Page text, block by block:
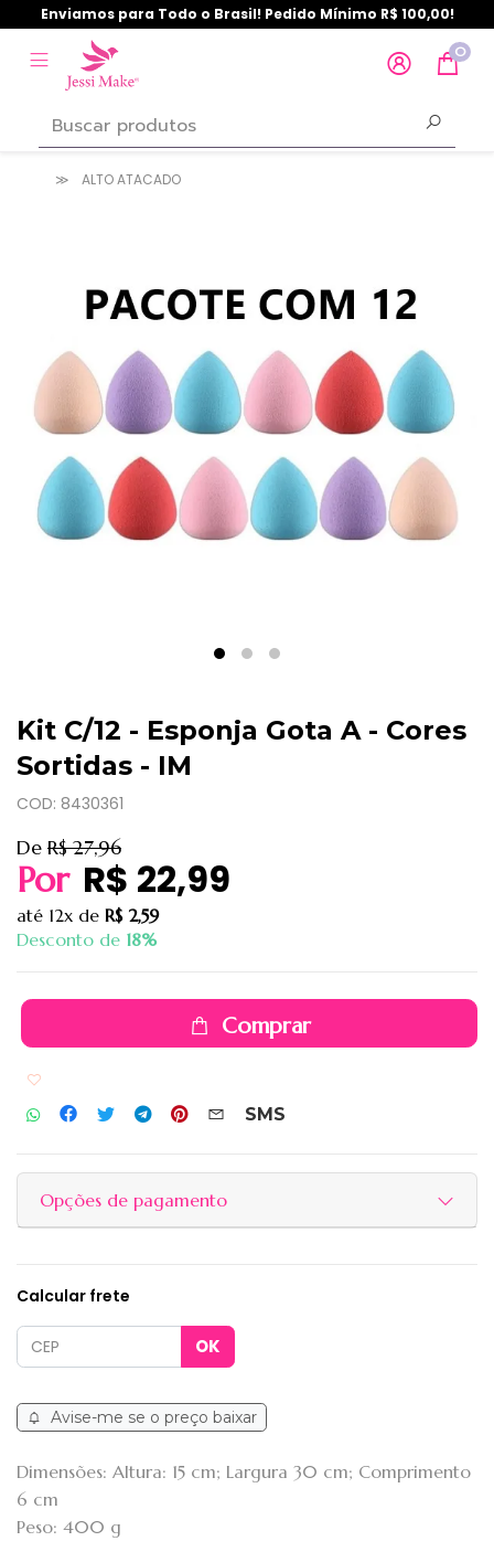
Enviamos para Todo o Brasil! Pedido Mínimo R$ 100,00!
0
ALTO ATACADO
Kit C/12 - Esponja Gota A - Cores
Sortidas - IM
COD: 8430361
De R$ 27,96
Por R$ 22,99
até 12x de R$ 2,59
Desconto de 18%
Comprar
SMS
Opções de pagamento
Calcular frete
Avise-me se o preço baixar
Dimensões: Altura: 15 cm; Largura 30 cm; Comprimento
6 cm
Peso: 400 g